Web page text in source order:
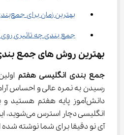
بهترین زمان برای جمع‌بندی انگلیسی هفتم چه موقع است؟
جمع ‌بندی چه تاثیری روی امتحانات آینده دارد؟
بهترین روش های جمع
جمع ‌بندی انگلیسی هفتم
رسیدن به نمره عالی و احساس
انگلیسی
آی نو دقیقا برای شما نوشته